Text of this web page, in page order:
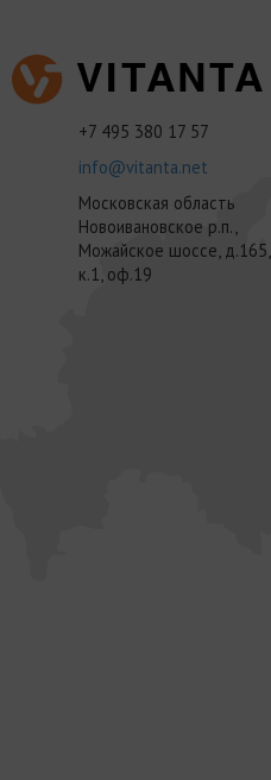
+7 495 380 17 57
info@vitanta.net
Московская область
Новоивановское р.п.,
Можайское шоссе, д.165,
к.1, оф.19